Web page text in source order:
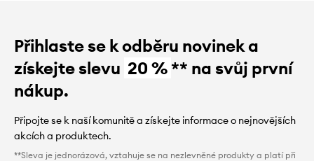
Přihlaste se k odběru novinek a
získejte slevu 20 %** na svůj první
nákup.
Připojte se k naší komunitě a získejte informace o nejnovějších
akcích a produktech.
**Sleva je jednorázová, vztahuje se na nezlevněné produkty a platí při